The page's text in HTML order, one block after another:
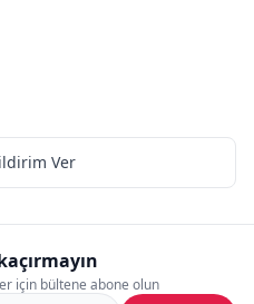
Ver
için bültene abone olun